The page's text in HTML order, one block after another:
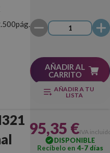
AÑADIR AL
CARRITO
AÑADIR A TU
LISTA
95,35 €IVA
DISPONIBLE
Recíbelo en 4-7 días